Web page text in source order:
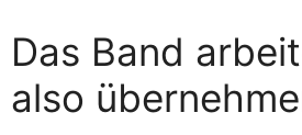
Das Band
also